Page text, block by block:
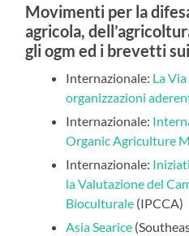
Movimenti per la
agricola,
gli ogm ed i brevetti
Internazionale: La
organizzazioni
Internazionale:
Organic Agriculture
Internazionale:
la Valutazione del
Bioculturale (IPCCA)
Asia Searice